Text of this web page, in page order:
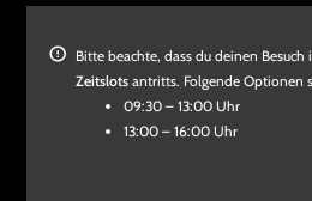
Bitte beachte, dass du deinen
Zeitslots antritts. Folgende Optionen
09:30 – 13:00 Uhr
13:00 – 16:00 Uhr